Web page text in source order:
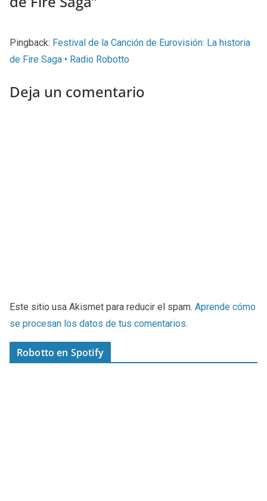
Pingback: Festival de la Canción de Eurovisión: La historia
de Fire Saga • Radio Robotto
Deja un comentario
Este sitio usa Akismet para reducir el spam. Aprende cómo
se procesan los datos de tus comentarios.
Robotto en Spotify